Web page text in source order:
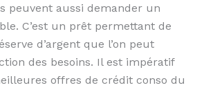
peuvent aussi demander un
C’est un prêt permettant de
d’argent que l’on peut
des besoins. Il est impératif
offres de crédit conso du